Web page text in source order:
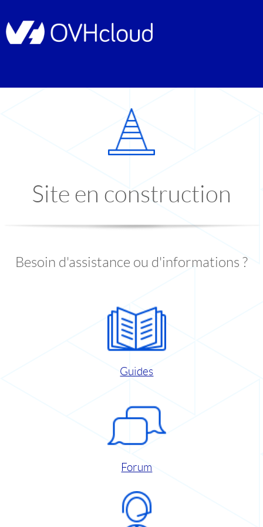
Site en construction
Besoin d'assistance ou d'informations ?
Guides
Forum